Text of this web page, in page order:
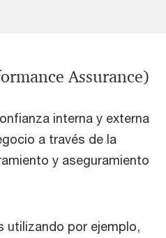
Assurance)
interna y externa
a través de la
y aseguramiento
utilizando por ejemplo,